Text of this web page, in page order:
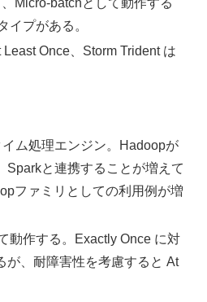
イプがある。
Least Once、Storm Trident は
ム処理エンジン。Hadoopが
Sparkと連携することが増えて
ファミリとしての利用例が増
動作する。Exactly Once に対
が、耐障害性を考慮すると At